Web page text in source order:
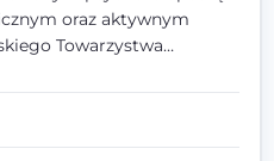
oraz aktywnym
Towarzystwa
W
kładę duży nacisk
Pacjenta. Interesuje
psychoterapia zaburzeń